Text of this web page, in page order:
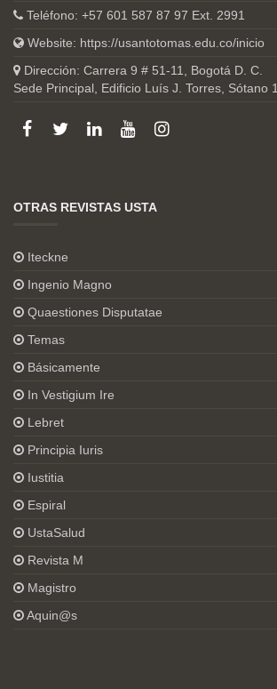
Teléfono: +57 601 587 87 97 Ext. 2991
Website: https://usantotomas.edu.co/inicio
Dirección: Carrera 9 # 51-11, Bogotá D. C.
Sede Principal, Edificio Luís J. Torres, Sótano 1
OTRAS REVISTAS USTA
Iteckne
Ingenio Magno
Quaestiones Disputatae
Temas
Básicamente
In Vestigium Ire
Lebret
Principia Iuris
Iustitia
Espiral
UstaSalud
Revista M
Magistro
Aquin@s